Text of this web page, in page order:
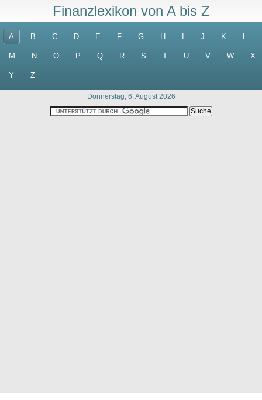
Finanzlexikon von A bis Z
A B C D E F G H J K L
M N O P Q R S T U V W X
Y Z
Donnerstag, 6. August 2026